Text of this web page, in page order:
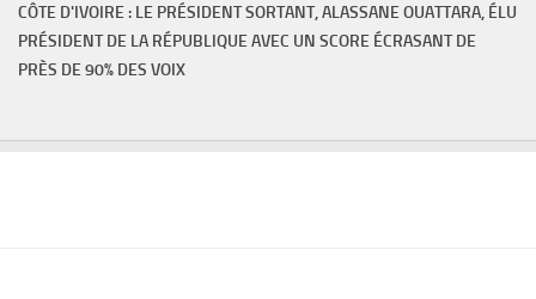
CÔTE D'IVOIRE : LE PRÉSIDENT SORTANT, ALASSANE OUATTARA, ÉLU
PRÉSIDENT DE LA RÉPUBLIQUE AVEC UN SCORE ÉCRASANT DE
PRÈS DE 90% DES VOIX